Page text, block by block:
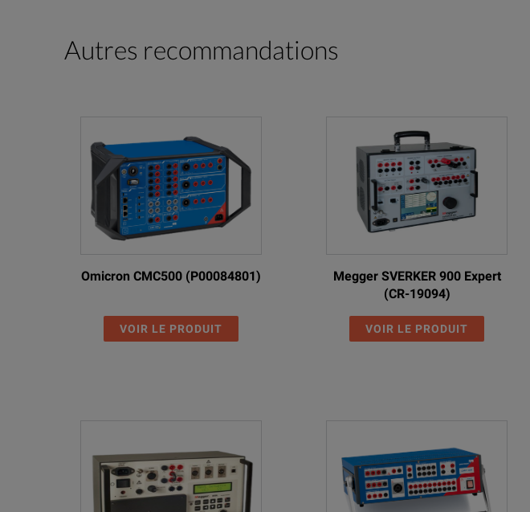
Autres recommandations
Omicron CMC500 (P00084801)
VOIR LE PRODUIT
Megger SVERKER 900 Expert
(CR-19094)
VOIR LE PRODUIT